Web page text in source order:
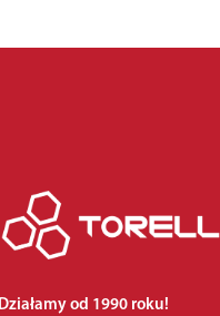
Działamy od 1990 roku!